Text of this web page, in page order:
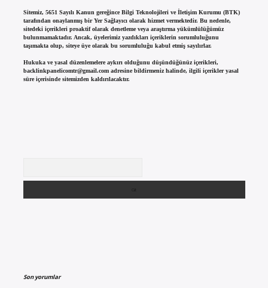
Sitemiz, 5651 Sayılı Kanun gereğince Bilgi Teknolojileri ve İletişim Kurumu (BTK)
tarafından onaylanmış bir Yer Sağlayıcı olarak hizmet vermektedir. Bu nedenle,
sitedeki içerikleri proaktif olarak denetleme veya araştırma yükümlülüğümüz
bulunmamaktadır. Ancak, üyelerimiz yazdıkları içeriklerin sorumluluğunu
taşımakta olup, siteye üye olarak bu sorumluluğu kabul etmiş sayılırlar.
Hukuka ve yasal düzenlemelere aykırı olduğunu düşündüğünüz içerikleri,
backlinkpanelicomtr@gmail.comadresine bildirmeniz halinde, ilgili içerikler yasal
süre içerisinde sitemizden kaldırılacaktır.
Son yorumlar